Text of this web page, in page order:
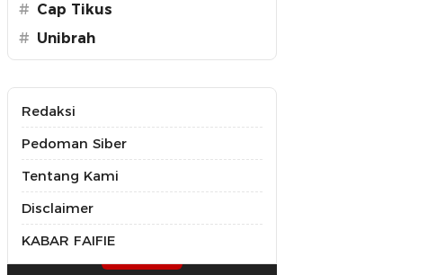
# Cap Tikus
# Unibrah
Redaksi
Pedoman Siber
Tentang Kami
Disclaimer
KABAR FAIFIE